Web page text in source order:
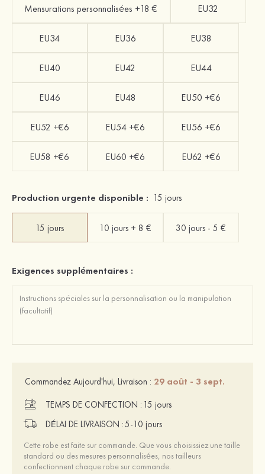
Mensurations personnalisées +18 € EU32
EU34 EU36 EU38
EU40 EU42 EU44
EU46 EU48 EU50 +€6
EU52 +€6 EU54 +€6 EU56 +€6
EU58 +€6 EU60 +€6 EU62 +€6
Production urgente disponible : 15 jours
15 jours 10 jours + 8 € 30 jours - 5 €
Exigences supplémentaires :
Commandez Aujourd'hui, Livraison : 29 août - 3 sept.
TEMPS DE CONFECTION : 15 jours
DÉLAI DE LIVRAISON :5-10 jours
Cette robe est faite sur commande. Que vous choisissiez une taille
standard ou des mesures personnalisées, nos tailleurs
confectionnent chaque robe sur commande.